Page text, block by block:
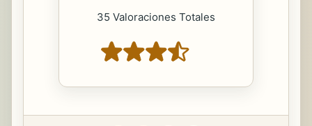
35 Valoraciones Totales